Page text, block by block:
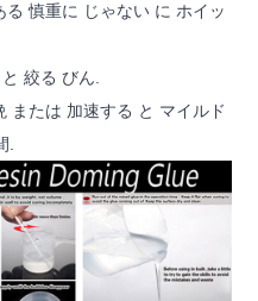
慎重に じゃない に ホイッ
絞る びん.
または 加速する と マイルド
.